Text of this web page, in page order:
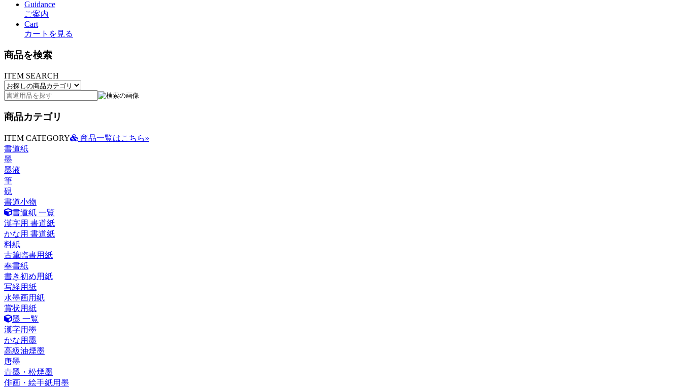
Guidance
ご案内
Cart
カートを見る
商品を検索
ITEM SEARCH
商品カテゴリ
ITEM CATEGORY
商品一覧はこちら»
書道紙
墨
墨液
筆
硯
書道小物
書道紙 一覧
漢字用 書道紙
かな用 書道紙
料紙
古筆臨書用紙
奉書紙
書き初め用紙
写経用紙
水墨画用紙
賞状用紙
墨 一覧
漢字用墨
かな用墨
高級油煙墨
唐墨
青墨・松煙墨
俳画・絵手紙用墨